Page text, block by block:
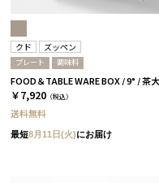
クド ズッペン
プレート 調味料
￥7,920 （税込）
送料無料
最短8月11日(火)にお届け